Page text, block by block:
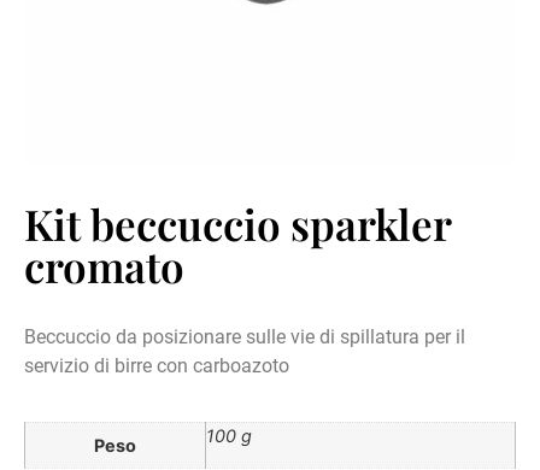
Kit beccuccio sparkler
cromato
Beccuccio da posizionare sulle vie di spillatura per il
servizio di birre con carboazoto
Peso 100 g